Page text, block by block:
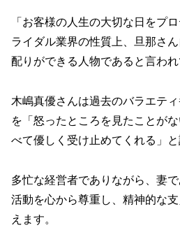
「お客様の人生の大切な日をプ
ライダル業界の性質上、旦那さ
配りができる人物であると言われ
木嶋真優さんは過去のバラエテ
を「怒ったところを見たことが
べて優しく受け止めてくれる」と
多忙な経営者でありながら、妻
活動を心から尊重し、精神的な
えます。